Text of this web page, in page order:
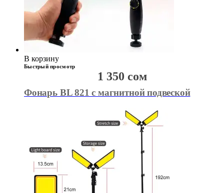
В корзину
Быстрый просмотр
Фонарь BL 821 с магнитной подвеской
1 350 сом